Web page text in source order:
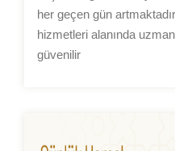
her geçen gün
hizmetleri alanında
güvenilir